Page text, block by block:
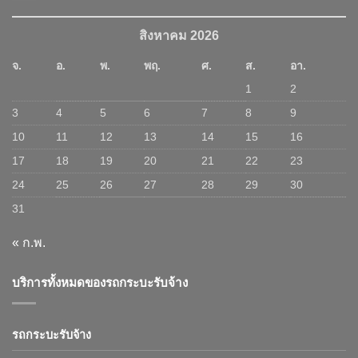
สิงหาคม 2026
จ. อ. พ. พฤ. ศ. ส.
อา.
1
2
3
4 5 6 7 8
9
10
11 12 13 14 15
16
17
18 19 20 21 22
23
24
25 26 27 28 29
30
31
« ก.พ.
บริการทั้งหมดของรถกระบะรับจ้าง
รถกระบะรับจ้าง